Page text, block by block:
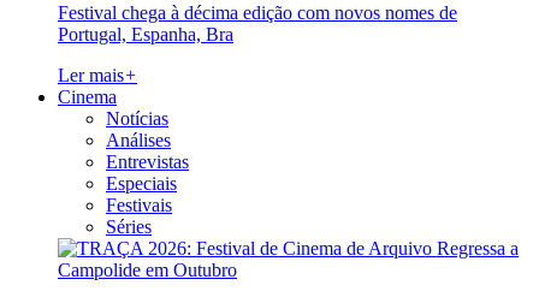
Festival chega à décima edição com novos nomes de
Portugal, Espanha, Bra
Ler mais+
Cinema
Notícias
Análises
Entrevistas
Especiais
Festivais
Séries